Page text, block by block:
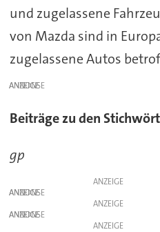
und zugelassene
von Mazda sind in
zugelassene Autos
ANZEIGE
Beiträge zu den
gp
ANZEIGE
ANZEIGE
ANZEIGE
ANZEIGE
ANZEIGE